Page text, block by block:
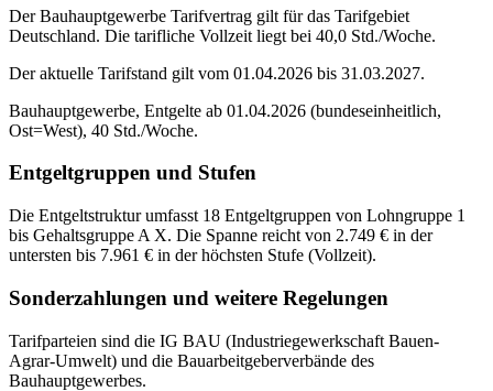
Der Bauhauptgewerbe Tarifvertrag gilt für das Tarifgebiet
Deutschland. Die tarifliche Vollzeit liegt bei 40,0 Std./Woche.
Der aktuelle Tarifstand gilt vom 01.04.2026 bis 31.03.2027.
Bauhauptgewerbe, Entgelte ab 01.04.2026 (bundeseinheitlich,
Ost=West), 40 Std./Woche.
Entgeltgruppen und Stufen
Die Entgeltstruktur umfasst 18 Entgeltgruppen von Lohngruppe 1
bis Gehaltsgruppe A X. Die Spanne reicht von 2.749 € in der
untersten bis 7.961 € in der höchsten Stufe (Vollzeit).
Sonderzahlungen und weitere Regelungen
Tarifparteien sind die IG BAU (Industriegewerkschaft Bauen-
Agrar-Umwelt) und die Bauarbeitgeberverbände des
Bauhauptgewerbes.